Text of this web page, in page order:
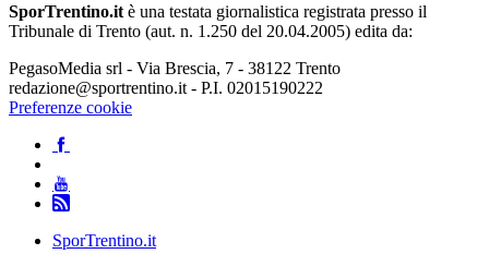
SporTrentino.it è una testata giornalistica registrata presso il
Tribunale di Trento (aut. n. 1.250 del 20.04.2005) edita da:
PegasoMedia srl - Via Brescia, 7 - 38122 Trento
redazione@sportrentino.it - P.I. 02015190222
Preferenze cookie
SporTrentino.it